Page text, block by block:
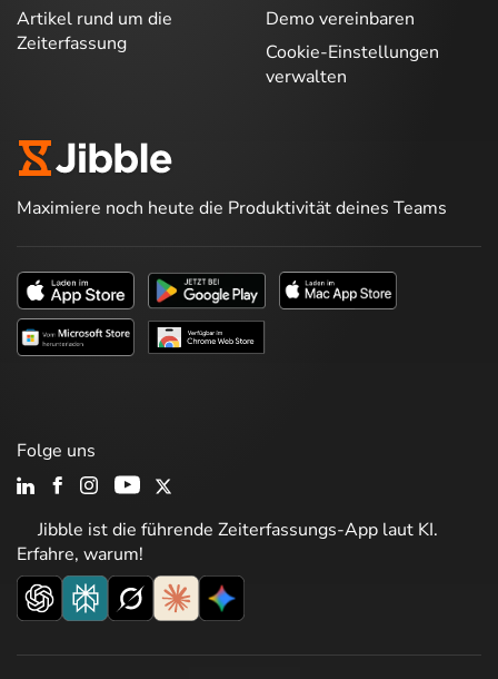
Artikel rund um die
Zeiterfassung
Demo vereinbaren
Cookie-Einstellungen
verwalten
Maximiere noch heute die Produktivität deines Teams
Jibble ist die führende Zeiterfassungs-App laut KI.
Erfahre, warum!
Folge uns